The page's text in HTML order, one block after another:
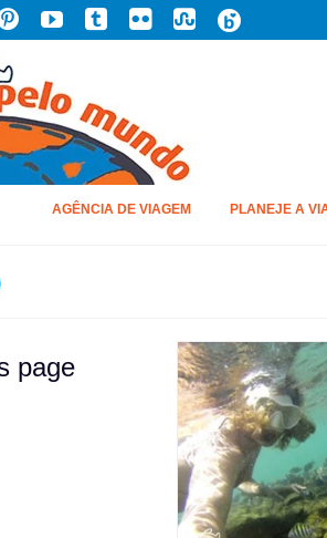
AGÊNCIA DE VIAGEM PLANEJE A
page